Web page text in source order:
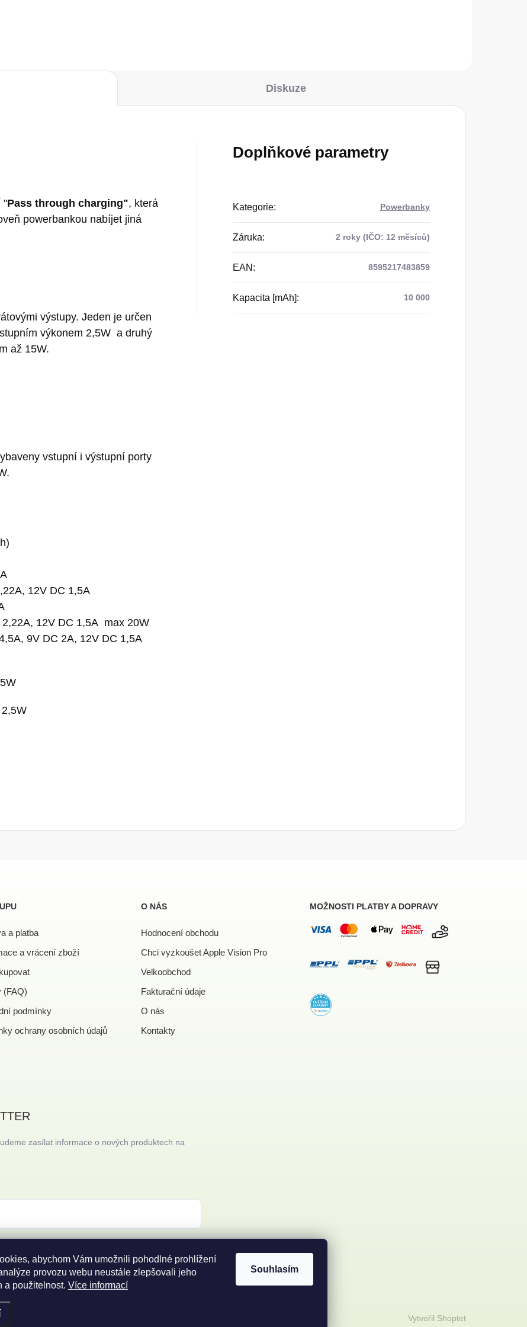
abychom Vám umožnili pohodlné prohlížení
provozu webu neustále zlepšovali jeho
a použitelnost. Více informací
Souhlasím
Diskuze
"Pass through charging", která
powerbankou nabíjet jiná
výstupy. Jeden je určen
výkonem 2,5W a druhý
až 15W.
vstupní i výstupní porty
12V DC 1,5A
12V DC 1,5A max 20W
9V DC 2A, 12V DC 1,5A
Doplňkové parametry
Kategorie: Powerbanky
Záruka: 2 roky (IČO: 12 měsíců)
EAN : 8595217483859
Kapacita [mAh]: 10 000
a platba
a vrácení zboží
(FAQ)
podmínky
ochrany osobních údajů
O NÁS
Hodnocení obchodu
Chci vyzkoušet Apple Vision Pro
Velkoobchod
Fakturační údaje
O nás
Kontakty
MOŽNOSTI PLATBY A DOPRAVY
zasílat informace o nových produktech na
Vytvořil Shoptet